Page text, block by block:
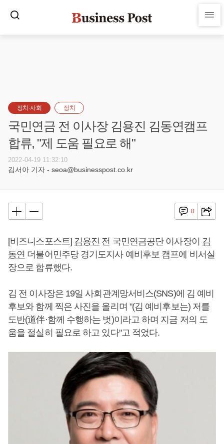
정치·사회 정치
국민연금 전 이사장 김용진 김동연캠프
합류, "제 도움 필요로 해"
2022-04-19 11:32:10
김서아 기자 - seoa@businesspost.co.kr
0
[비즈니스포스트] 김용진 전 국민연금공단 이사장이 김
동연 더불어민주당 경기도지사 예비후보 캠프에 비서실
장으로 합류했다.
김 전 이사장은 19일 사회관계망서비스(SNS)에 김 예비
후보와 함께 찍은 사진을 올리며 "(김 예비후보는) 저를
도반(道伴·함께 수행하는 벗)이라고 하며 지금 저의 도
움을 절실히 필요로 하고 있다"고 적었다.